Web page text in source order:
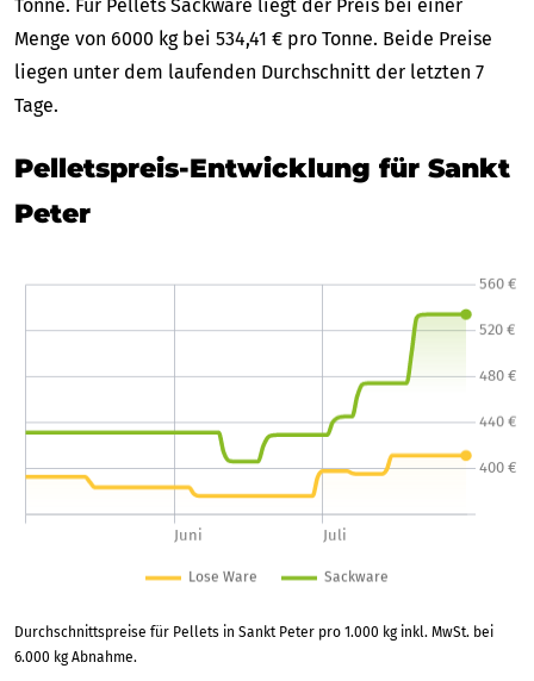
Tonne. Für Pellets Sackware liegt der Preis bei einer
Menge von 6000 kg bei 534,41 € pro Tonne. Beide Preise
liegen unter dem laufenden Durchschnitt der letzten 7
Tage.
Pelletspreis-Entwicklung für Sankt
Peter
Durchschnittspreise für Pellets in Sankt Peter pro 1.000 kg inkl. MwSt. bei
6.000 kg Abnahme.